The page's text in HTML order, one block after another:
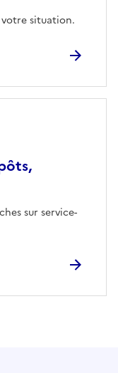
situation.
sur service-